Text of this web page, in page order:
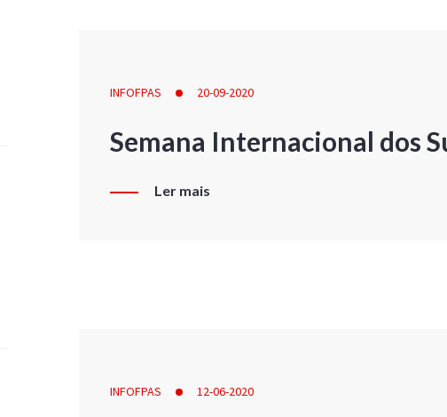
INFOFPAS 20-09-2020
Semana Internacional dos
Ler mais
INFOFPAS 12-06-2020